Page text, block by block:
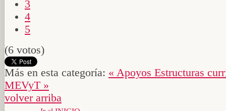
3
4
5
(6 votos)
Más en esta categoría: « Apoyos Estructuras
MEVyT »
volver arriba